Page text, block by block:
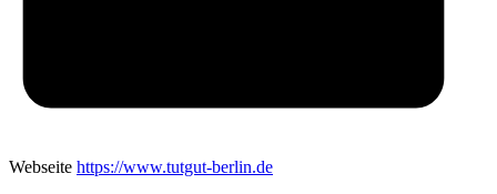
Webseite https://www.tutgut-berlin.de